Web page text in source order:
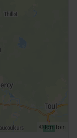
©TomTom